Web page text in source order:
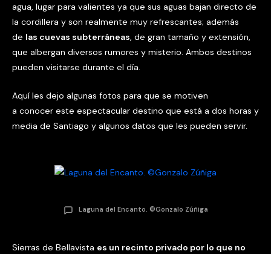
agua, lugar para valientes ya que sus aguas bajan directo de
la cordillera y son realmente muy refrescantes; además
de las cuevas subterráneas , de gran tamaño y extensión,
que albergan diversos rumores y misterio. Ambos destinos
pueden visitarse durante el día.
Aquí les dejo algunas fotos para que se motiven
a conocer este espectacular destino que está a dos horas y
media de Santiago y algunos datos que les pueden servir.
Laguna del Encanto. ©Gonzalo Zúñiga
Sierras de Bellavista es un recinto privado por lo que no